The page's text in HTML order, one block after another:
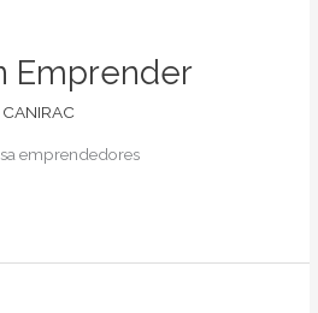
Emprender
CANIRAC
emprendedores